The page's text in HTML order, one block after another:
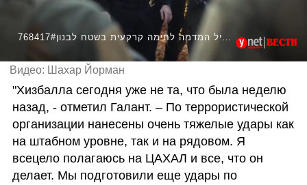
Видео: Шахар Йорман
"Хизбалла сегодня уже не та, что была неделю
назад, - отметил Галант. – По террористической
организации нанесены очень тяжелые удары как
на штабном уровне, так и на рядовом. Я
всецело полагаюсь на ЦАХАЛ и все, что он
делает. Мы подготовили еще удары по